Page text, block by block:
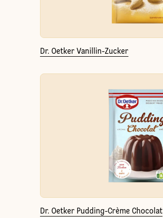
Dr. Oetker Vanillin-Zucker
Dr. Oetker Pudding-Crème Chocolat